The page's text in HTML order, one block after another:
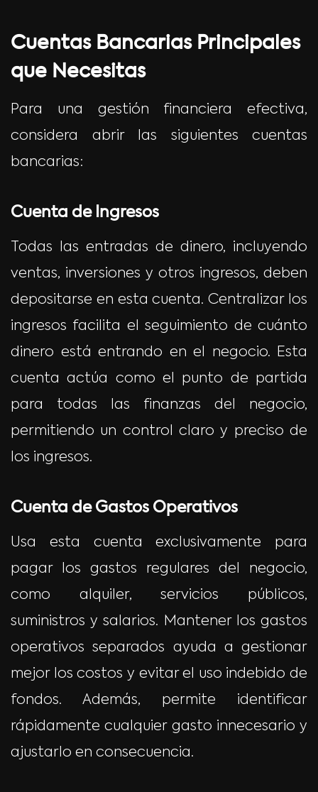
Cuentas Bancarias Principales
que Necesitas
Para una gestión financiera efectiva,
considera abrir las siguientes cuentas
bancarias:
Cuenta de Ingresos
Todas las entradas de dinero, incluyendo
ventas, inversiones y otros ingresos, deben
depositarse en esta cuenta. Centralizar los
ingresos facilita el seguimiento de cuánto
dinero está entrando en el negocio. Esta
cuenta actúa como el punto de partida
para todas las finanzas del negocio,
permitiendo un control claro y preciso de
los ingresos.
Cuenta de Gastos Operativos
Usa esta cuenta exclusivamente para
pagar los gastos regulares del negocio,
como alquiler, servicios públicos,
suministros y salarios. Mantener los gastos
operativos separados ayuda a gestionar
mejor los costos y evitar el uso indebido de
fondos. Además, permite identificar
rápidamente cualquier gasto innecesario y
ajustarlo en consecuencia.